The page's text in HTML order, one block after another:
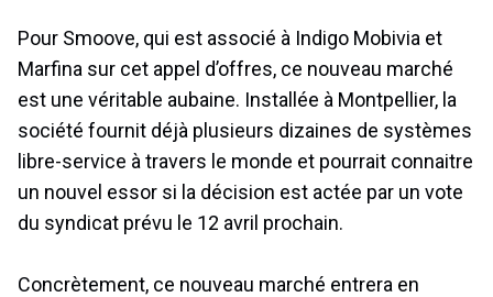
Pour Smoove, qui est associé à Indigo Mobivia et
Marfina sur cet appel d’offres, ce nouveau marché
est une véritable aubaine. Installée à Montpellier, la
société fournit déjà plusieurs dizaines de systèmes
libre-service à travers le monde et pourrait connaitre
un nouvel essor si la décision est actée par un vote
du syndicat prévu le 12 avril prochain.
Concrètement, ce nouveau marché entrera en